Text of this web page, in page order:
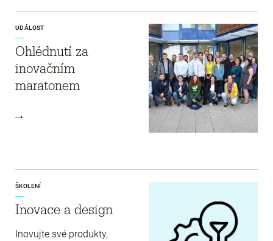
UDÁLOST
Ohlédnutí za
inovačním
maratonem
ŠKOLENÍ
Inovace a design
Inovujte své produkty,